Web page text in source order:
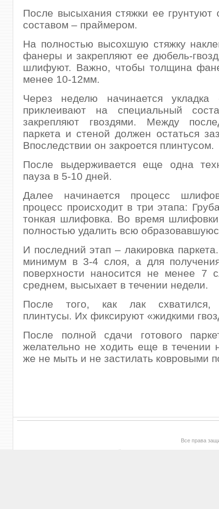
После высыхания стяжки ее грунтуют
составом – праймером.
На полностью высохшую стяжку
фанеры и закрепляют ее дюбель-
шлифуют. Важно, чтобы толщина
менее 10-12мм.
Через неделю начинается
приклеивают на специальный
закрепляют гвоздями. Между
паркета и стеной должен остаться
Впоследствии он закроется плинтусом.
После выдерживается еще одна
пауза в 5-10 дней.
Далее начинается процесс
процесс происходит в три этапа:
тонкая шлифовка. Во время
полностью удалить всю
И последний этап – лакировка
минимум в 3-4 слоя, а для
поверхности наносится не менее 7
среднем, высыхает в течении недели.
После того, как лак схватился,
плинтусы. Их фиксируют «жидкими
После полной сдачи готового
желательно не ходить еще в течении
же не мыть и не застилать ковровыми
Все права